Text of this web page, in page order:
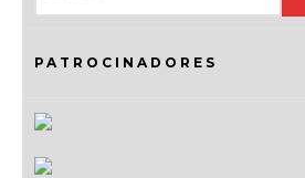
PATROCINADORES